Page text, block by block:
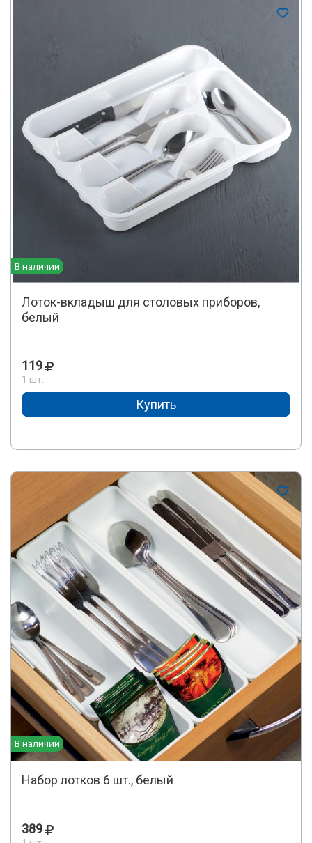
В наличии
Лоток-вкладыш для столовых приборов,
белый
119
1 шт.
Купить
В наличии
Набор лотков 6 шт., белый
389